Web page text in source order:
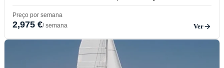
Preço por semana
2,975 €/ semana Ver